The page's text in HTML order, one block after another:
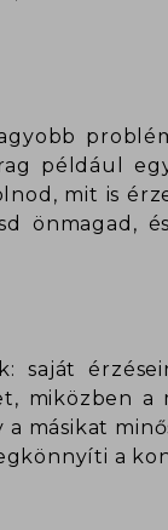
például
mit is
önmagad,
saját
miközben a
másikat
a